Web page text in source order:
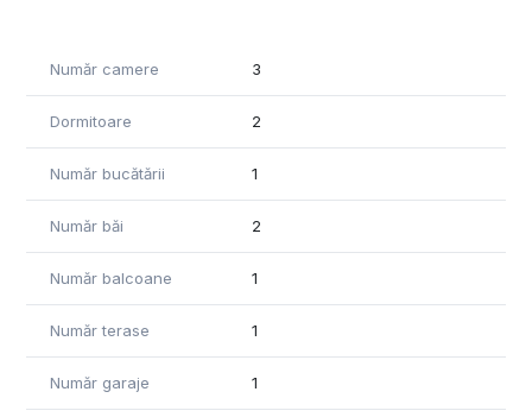
Număr camere 3
Dormitoare 2
Număr bucătării 1
Număr băi 2
Număr balcoane 1
Număr terase 1
Număr garaje 1